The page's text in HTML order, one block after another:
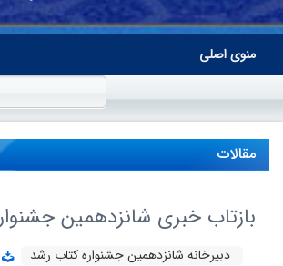
منوی اصلی
مقالات
بازتاب خبری شانزدهمین
دبیرخانه شانزدهمین جشنواره کتاب رشد